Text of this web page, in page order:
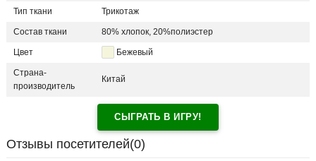
Тип ткани Трикотаж
Состав ткани 80% хлопок, 20%полиэстер
Цвет Бежевый
Страна-
производитель
Китай
СЫГРАТЬ В ИГРУ!
Отзывы посетителей(0)